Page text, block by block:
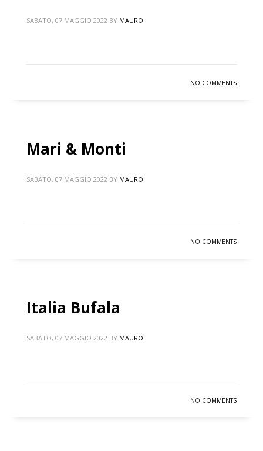
SABATO, 07 MAGGIO 2022 BY MAURO
NO COMMENTS
Mari & Monti
SABATO, 07 MAGGIO 2022 BY MAURO
NO COMMENTS
Italia Bufala
SABATO, 07 MAGGIO 2022 BY MAURO
NO COMMENTS